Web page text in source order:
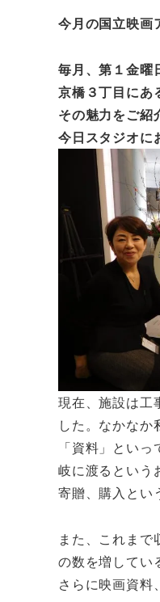
今月の国立映画
毎月、第１金曜
京橋３丁目にあ
その魅力をご紹
今日スタジオに
現在、施設は工
した。なかなか
「資料」とい
岐に渡るという
寄贈、購入とい
また、これま
の数を増してい
さらに映画資料